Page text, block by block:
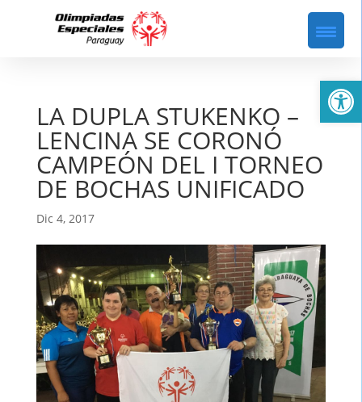
LA DUPLA STUKENKO –
LENCINA SE CORONÓ
CAMPEÓN DEL I TORNEO
DE BOCHAS UNIFICADO
Dic 4, 2017